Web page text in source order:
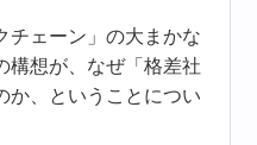
チェーン」の大まかな
構想が、なぜ「格差社
か、ということについ